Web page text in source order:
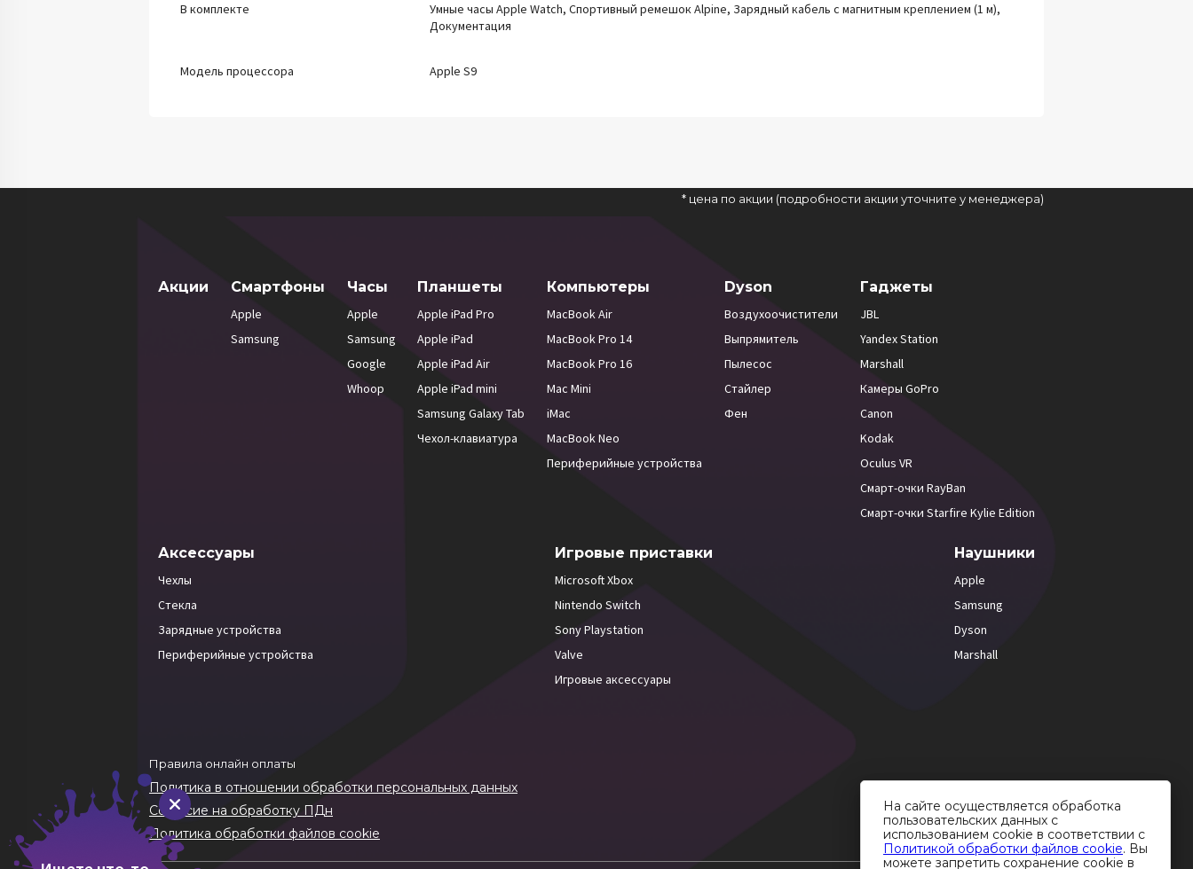
В комплекте
Умные часы Apple Watch, Спортивный ремешок Alpine, Зарядный кабель с магнитным креплением (1 м),
Документация
Модель процессора Apple S9
* цена по акции (подробности акции уточните у менеджера)
Акции Смартфоны
Apple
Samsung
Часы
Apple
Samsung
Google
Whoop
Планшеты
Apple iPad Pro
Apple iPad
Apple iPad Air
Apple iPad mini
Samsung Galaxy Tab
Чехол-клавиатура
Компьютеры
MacBook Air
MacBook Pro 14
MacBook Pro 16
Mac Mini
iMac
MacBook Neo
Периферийные устройства
Dyson
Воздухоочистители
Выпрямитель
Пылесос
Стайлер
Фен
Гаджеты
JBL
Yandex Station
Marshall
Камеры GoPro
Canon
Kodak
Oculus VR
Смарт-очки RayBan
Смарт-очки Starfire Kylie Edition
Аксессуары
Чехлы
Стекла
Зарядные устройства
Периферийные устройства
Игровые приставки
Microsoft Xbox
Nintendo Switch
Sony Playstation
Valve
Игровые аксессуары
Наушники
Apple
Samsung
Dyson
Marshall
Правила онлайн оплаты
Политика в отношении обработки персональных данных
Согласие на обработку ПДн
Политика обработки файлов cookie
На сайте осуществляется обработка
пользовательских данных с
использованием cookie в соответствии с
Политикой обработки файлов cookie. Вы
можете запретить сохранение cookie в